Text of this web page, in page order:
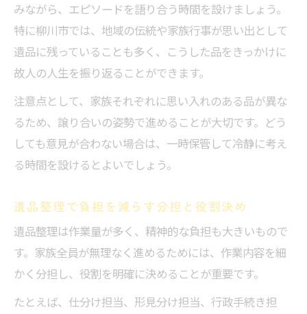
みながら、エピソードを語り合う時間を設けましょう。
特に柳川市では、地域の伝統や家族行事が思い出として
遺品に残っていることも多く、こうした品をきっかけに
故人の人生を振り返ることができます。
注意点として、家族それぞれに思い入れのある品が異な
るため、譲り合いの姿勢で進めることが大切です。どう
しても意見が合わない場合は、一時保管して冷静に考え
る時間を設けるとよいでしょう。
遺品整理で負担を減らす分担と役割決め
遺品整理は作業量が多く、精神的な負担も大きいもので
す。家族全員が無理なく進めるためには、作業内容を細
かく分担し、役割を明確に決めることが重要です。
たとえば、仕分け担当、形見分け担当、行政手続き担